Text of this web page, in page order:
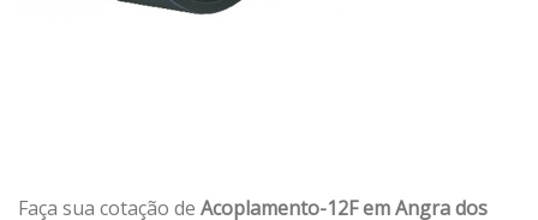
Faça sua cotação de Acoplamento-12F em Angra dos